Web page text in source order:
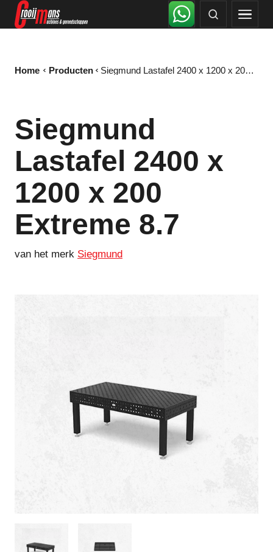
Home Producten Siegmund Lastafel 2400 x 1200 x 200 Extreme 8.7
Siegmund
Lastafel 2400 x
1200 x 200
Extreme 8.7
van het merk Siegmund